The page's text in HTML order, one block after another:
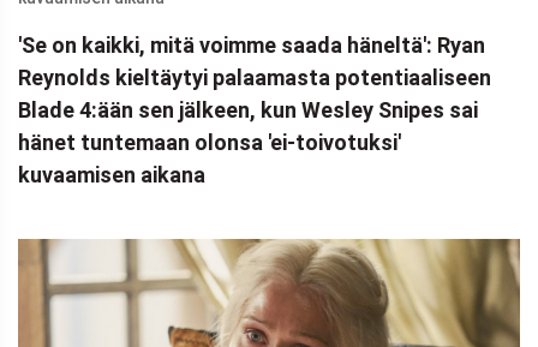
'Se on kaikki, mitä voimme saada häneltä': Ryan
Reynolds kieltäytyi palaamasta potentiaaliseen
Blade 4:ään sen jälkeen, kun Wesley Snipes sai
hänet tuntemaan olonsa 'ei-toivotuksi'
kuvaamisen aikana